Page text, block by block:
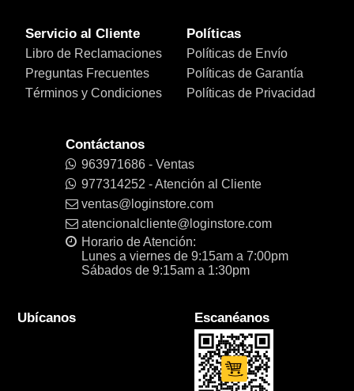
Servicio al Cliente
Libro de Reclamaciones
Preguntas Frecuentes
Términos y Condiciones
Políticas
Políticas de Envío
Políticas de Garantía
Políticas de Privacidad
Contáctanos
963971686 - Ventas
977314252 - Atención al Cliente
ventas@loginstore.com
atencionalcliente@loginstore.com
Horario de Atención:
Lunes a viernes de 9:15am a 7:00pm
Sábados de 9:15am a 1:30pm
Ubícanos Escanéanos